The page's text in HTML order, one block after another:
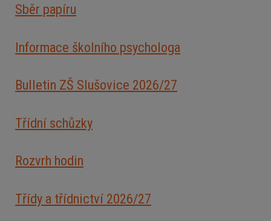
Sběr papíru
Informace školního psychologa
Bulletin ZŠ Slušovice 2026/27
Třídní schůzky
Rozvrh hodin
Třídy a třídnictví 2026/27